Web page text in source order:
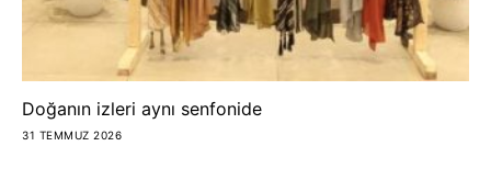
Doğanın izleri aynı senfonide
31 TEMMUZ 2026